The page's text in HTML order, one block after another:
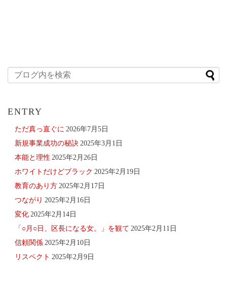
ENTRY
ただ真っ直ぐに 2026年7月5日
新規事業成功の秘訣 2025年3月1日
本能と理性 2025年2月26日
ホワイトだけどブラック 2025年2月19日
教育のあり方 2025年2月17日
つながり 2025年2月16日
変化 2025年2月14日
「○月○日、区長になる女。」を観て 2025年2月11日
信頼関係 2025年2月10日
リスペクト 2025年2月9日